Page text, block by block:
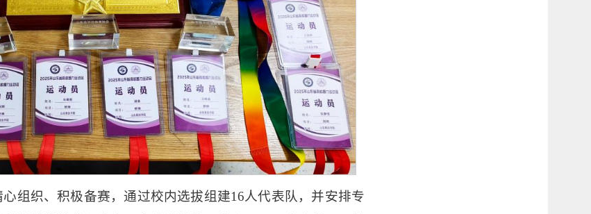
组织、积极备赛，通过校内选拔组建16人代表队，并安排专